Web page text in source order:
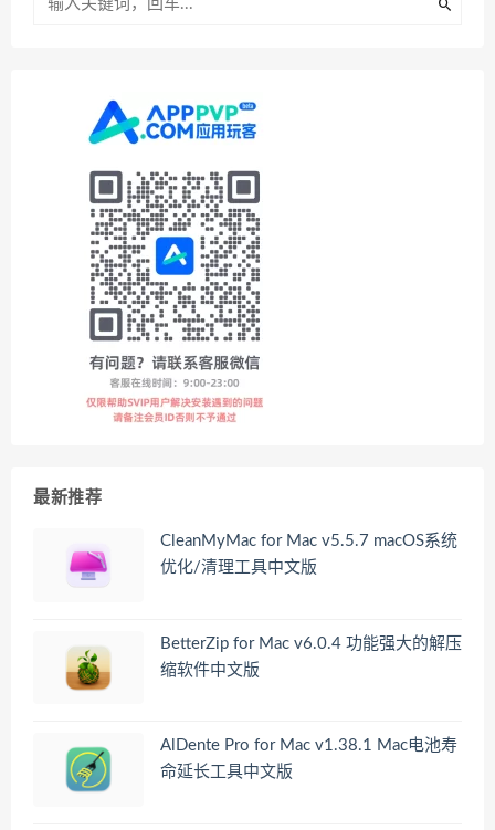
最新推荐
CleanMyMac for Mac v5.5.7 macOS系统
优化/清理工具中文版
BetterZip for Mac v6.0.4 功能强大的解压
缩软件中文版
AlDente Pro for Mac v1.38.1 Mac电池寿
命延长工具中文版